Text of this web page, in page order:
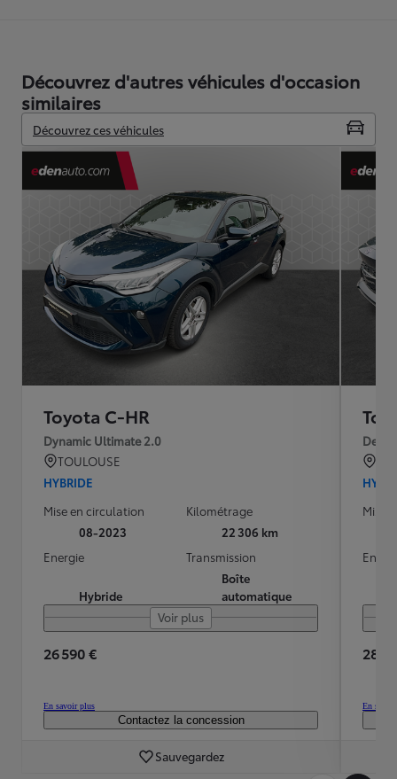
Découvrez d'autres véhicules d'occasion
similaires
Découvrez ces véhicules
Toyota C-HR
Dynamic Ultimate 2.0
TOULOUSE
HYBRIDE
Mise en circulation
08-2023
Kilométrage
22 306 km
Energie
Hybride
Transmission
Boîte
automatique
Voir plus
26 590 €
En savoir plus
Contactez la concession
Sauvegardez
Mise
28
En